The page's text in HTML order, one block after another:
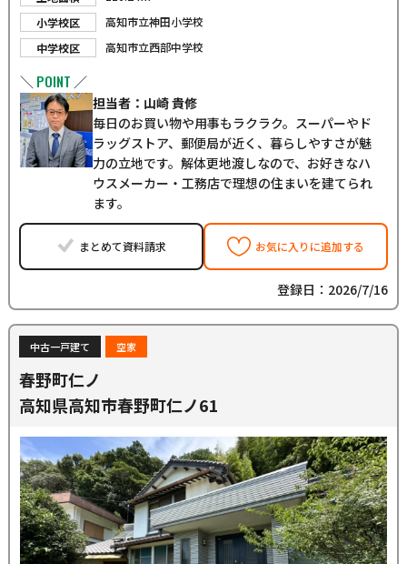
小学校区
高知市立神田小学校
中学校区
高知市立西部中学校
＼ POINT ／
担当者：山崎 貴修
毎日のお買い物や用事もラクラク。スーパーやド
ラッグストア、郵便局が近く、暮らしやすさが魅
力の立地です。解体更地渡しなので、お好きなハ
ウスメーカー・工務店で理想の住まいを建てられ
ます。
まとめて資料請求 お気に入りに追加する
登録日：2026/7/16
中古一戸建て 空家
春野町仁ノ
高知県高知市春野町仁ノ61